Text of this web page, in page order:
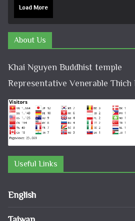
Load More
About Us
Khai Nguyen Buddhist temple
Representative Venerable Thich
Useful Links
English